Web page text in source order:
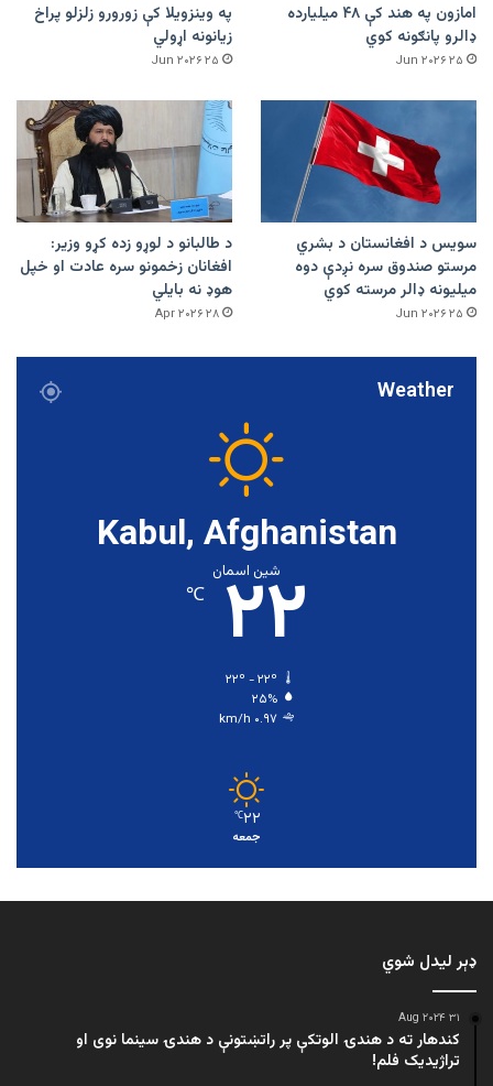
امازون په هند کې ۴۸ میلیارده
ډالرو پانګونه کوي
۲۵ Jun ۲۰۲۶
په وینزویلا کې زورورو زلزلو پراخ
زیانونه اړولي
۲۵ Jun ۲۰۲۶
سویس د افغانستان د بشري
مرستو صندوق سره نږدې دوه
میلیونه ډالر مرسته کوي
۲۵ Jun ۲۰۲۶
د طالبانو د لوړو زده کړو وزیر:
افغانان زخمونو سره عادت او خپل
هوډ نه بایلي
۲۸ Apr ۲۰۲۶
Weather
Kabul, Afghanistan
شین اسمان
۲۲ ℃
۲۵%
۰.۹۷ km/h
۲۲℃
جمعه
ډېر لیدل شوي
۳۱ Aug ۲۰۲۴
کندهار ته د هندۍ الوتکې پر راتښتونې د هندۍ سینما نوی او
تراژيديک فلم!